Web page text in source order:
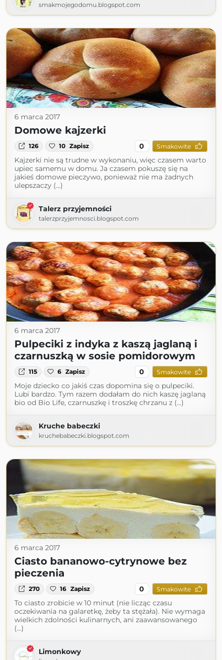
smakmojegodomu.blogspot.com
6 marca 2017
Domowe kajzerki
126 10 Zapisz 0 Smakowite
Kajzerki nie są trudne w wykonaniu, więc czasem warto
upiec samemu w domu. Ja czasem pokuszę się na
jakieś domowe pieczywo, ponieważ nie ma żadnych
ulepszaczy (...)
Talerz przyjemności
talerzprzyjemnosci.blogspot.com
6 marca 2017
Pulpeciki z indyka z kaszą jaglaną i
czarnuszką w sosie pomidorowym
115 6 Zapisz 0 Smakowite
Moje dziecko co jakiś czas dopomina się o pulpeciki.
Lubi bardzo. Tym razem dodałam do nich kaszę jaglaną
bio od Bio Life, czarnuszkę i troszkę chrzanu z (...)
Kruche babeczki
kruchebabeczki.blogspot.com
6 marca 2017
Ciasto bananowo-cytrynowe bez
pieczenia
270 16 Zapisz 0 Smakowite
To ciasto zrobicie w 10 minut (nie licząc czasu
oczekiwania na galaretkę, żeby ta stężała). Nie wymaga
wielkich zdolności kulinarnych, ani zaawansowanego
(...)
Limonkowy